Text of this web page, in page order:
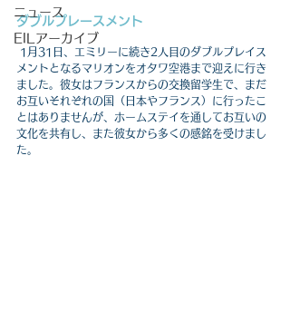
ニュース
EILアーカイブ
ダブルプレースメント
メントとなるマリオンをオタワ空港まで迎えに行き
ました。彼女はフランスからの交換留学生で、まだ
お互いそれぞれの国（日本やフランス）に行ったこ
とはありませんが、ホームステイを通してお互いの
文化を共有し、また彼女から多くの感銘を受けまし
た。